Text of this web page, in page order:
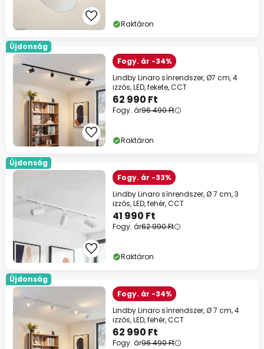
Raktáron
Újdonság
Fogy. ár -34%
Lindby Linaro sínrendszer, Ø7 cm, 4
izzós, LED, fekete, CCT
62 990 Ft
Fogy. ár96 490 Ft
Raktáron
Újdonság
Fogy. ár -33%
Lindby Linaro sínrendszer, Ø 7 cm, 3
izzós, LED, fehér, CCT
41 990 Ft
Fogy. ár62 990 Ft
Raktáron
Újdonság
Fogy. ár -34%
Lindby Linaro sínrendszer, Ø 7 cm, 4
izzós, LED, fehér, CCT
62 990 Ft
Fogy. ár96 490 Ft